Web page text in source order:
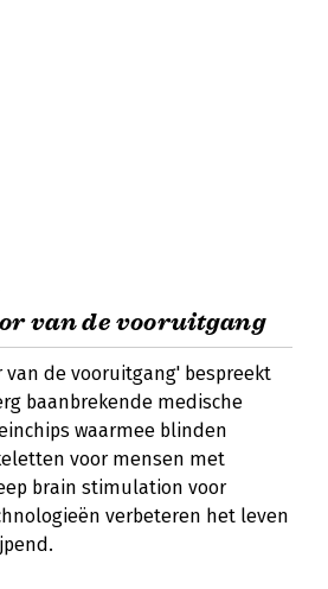
van de vooruitgang
de vooruitgang' bespreekt
baanbrekende medische
waarmee blinden
voor mensen met
brain stimulation voor
verbeteren het leven